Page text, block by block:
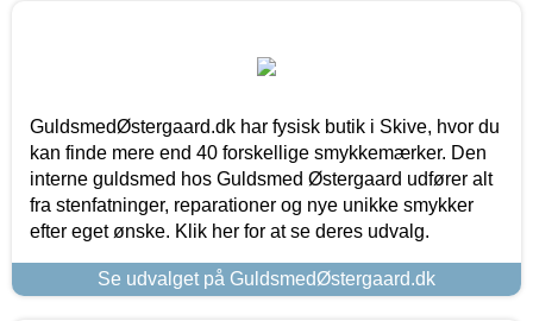
GuldsmedØstergaard.dk har fysisk butik i Skive, hvor du
kan finde mere end 40 forskellige smykkemærker. Den
interne guldsmed hos Guldsmed Østergaard udfører alt
fra stenfatninger, reparationer og nye unikke smykker
efter eget ønske. Klik her for at se deres udvalg.
Se udvalget på GuldsmedØstergaard.dk